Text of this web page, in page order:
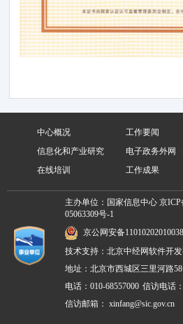
中心概况 工作要闻
信息化和产业研究
电子政务外网
在线培训
工作成果
主办单位：国家信息中心京ICP
05063309号-1
京公网安备
技术支持：北京中经网软件开发
地址：北京市西城区三里河路
电话：010-68557000 信访电话
信访邮箱： xinfang@sic.gov.cn